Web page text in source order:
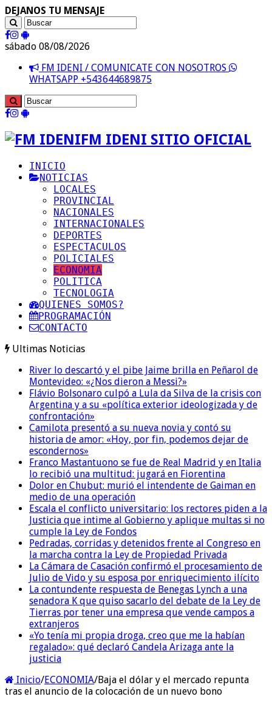
DEJANOS TU MENSAJE
sábado 08/08/2026
FM IDENI / COMUNICATE CON NOSOTROS
WHATSAPP +543644689875
FM IDENI SITIO OFICIAL
INICIO
NOTICIAS
LOCALES
PROVINCIAL
NACIONALES
INTERNACIONALES
DEPORTES
ESPECTACULOS
POLICIALES
ECONOMIA
POLITICA
TECNOLOGIA
QUIENES SOMOS?
PROGRAMACIÓN
CONTACTO
Ultimas Noticias
River lo descartó y el pibe Jaime brilla en Peñarol de
Montevideo: «¿Nos dieron a Messi?»
Flávio Bolsonaro culpó a Lula da Silva de la crisis con
Argentina y a su «política exterior ideologizada y de
confrontación»
Camilota presentó a su nueva novia y contó su
historia de amor: «Hoy, por fin, podemos dejar de
escondernos»
Franco Mastantuono se fue de Real Madrid y en Italia
lo recibió una multitud: jugará en Fiorentina
Dolor en Chubut: murió el intendente de Gaiman en
medio de una operación
Escala el conflicto universitario: los rectores piden a la
Justicia que intime al Gobierno y aplique multas si no
cumple la Ley de Fondos
Pedradas, corridas y detenidos frente al Congreso en
la marcha contra la Ley de Propiedad Privada
La Cámara de Casación confirmó el procesamiento de
Julio de Vido y su esposa por enriquecimiento ilícito
La contundente respuesta de Benegas Lynch a una
senadora K que quiso sacarlo del debate de la Ley de
Tierras por tener una empresa que vende campos a
extranjeros
«Yo tenía mi propia droga, creo que me la habían
regalado»: qué declaró Candela Arizaga ante la
justicia
Inicio/ECONOMIA/Baja el dólar y el mercado repunta
tras el anuncio de la colocación de un nuevo bono